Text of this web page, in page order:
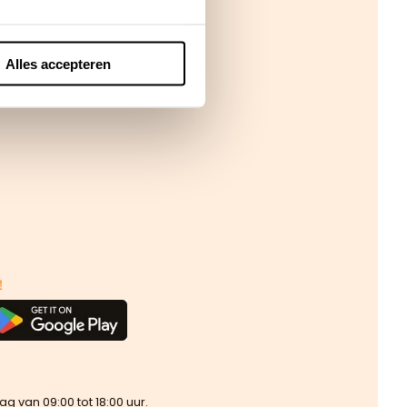
Alles accepteren
van 09:00 tot 18:00 uur.